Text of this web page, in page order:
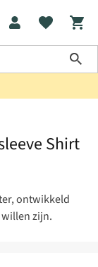
Shirt
ontwikkeld
zijn.